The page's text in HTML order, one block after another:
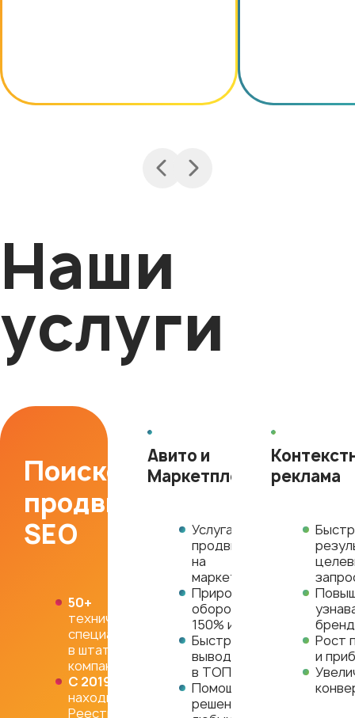
Наши
услуги
Поисковое
продвижение
SEO
50+
технических
специалистов
в штате
компании
С 2019
находимся в
Реестре
Авито и
Маркетплейсы
Услуга
продвижения
на
маркетплейсах
Прирост
оборотов
150% и больше
Быстрый
вывод товаров
в ТОП
Помощь в
решении
реклама
Рост
и